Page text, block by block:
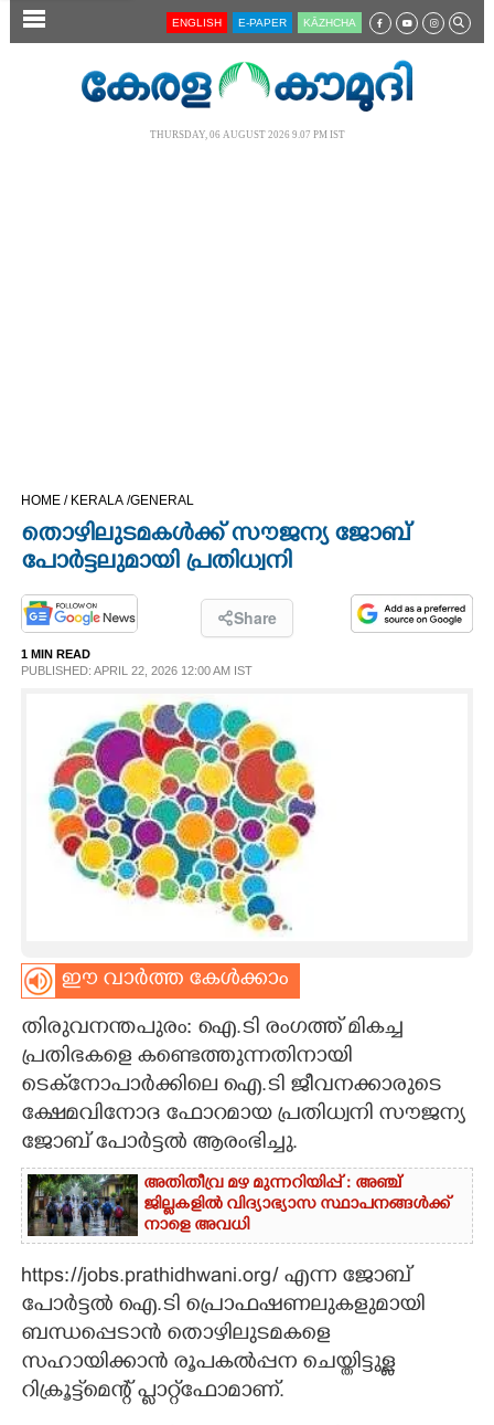
SECTIONS
SPIRITUAL
INFO+
ASTRO
CARTOONS
LITERATURE
CONTACT US
ENGLISH E-PAPER KĀZHCHA
THURSDAY, 06 AUGUST 2026 9.07 PM IST
HOME / KERALA /GENERAL
തൊഴിലുടമകൾക്ക് സൗജന്യ ജോബ്
പോർട്ടലുമായി പ്രതിധ്വനി
Share
1 MIN READ
PUBLISHED: APRIL 22, 2026 12:00 AM IST
ഈ വാർത്ത കേൾക്കാം
തിരുവനന്തപുരം: ഐ.ടി രംഗത്ത് മികച്ച
പ്രതിഭകളെ കണ്ടെത്തുന്നതിനായി
ടെക്‌നോപാർക്കിലെ ഐ.ടി ജീവനക്കാരുടെ
ക്ഷേമവിനോദ ഫോറമായ പ്രതിധ്വനി സൗജന്യ
ജോബ് പോർട്ടൽ ആരംഭിച്ചു.
അതിതീവ്ര മഴ മുന്നറിയിപ്പ് : അഞ്ച്
ജില്ലകളിൽ വിദ്യാഭ്യാസ സ്ഥാപനങ്ങൾക്ക്
നാളെ അവധി
https://jobs.prathidhwani.org/ എന്ന ജോബ്
പോർട്ടൽ ഐ.ടി പ്രൊഫഷണലുകളുമായി
ബന്ധപ്പെടാൻ തൊഴിലുടമകളെ
സഹായിക്കാൻ രൂപകൽപ്പന ചെയ്തിട്ടുള്ള
റിക്രൂട്ട്‌മെന്റ് പ്ലാറ്റ്‌ഫോമാണ്.